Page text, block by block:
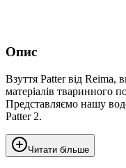
Опис
Взуття Patter від Reima,
матеріалів тваринного
Представляємо нашу
Patter 2.
Читати більше